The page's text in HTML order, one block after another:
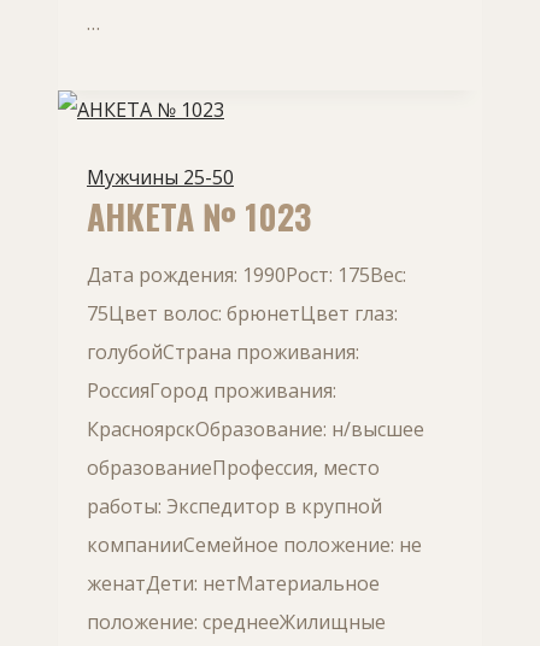
…
Мужчины 25-50
АНКЕТА № 1023
Дата рождения: 1990Рост: 175Вес:
75Цвет волос: брюнетЦвет глаз:
голубойСтрана проживания:
РоссияГород проживания:
КрасноярскОбразование: н/высшее
образованиеПрофессия, место
работы: Экспедитор в крупной
компанииСемейное положение: не
женатДети: нетМатериальное
положение: среднееЖилищные